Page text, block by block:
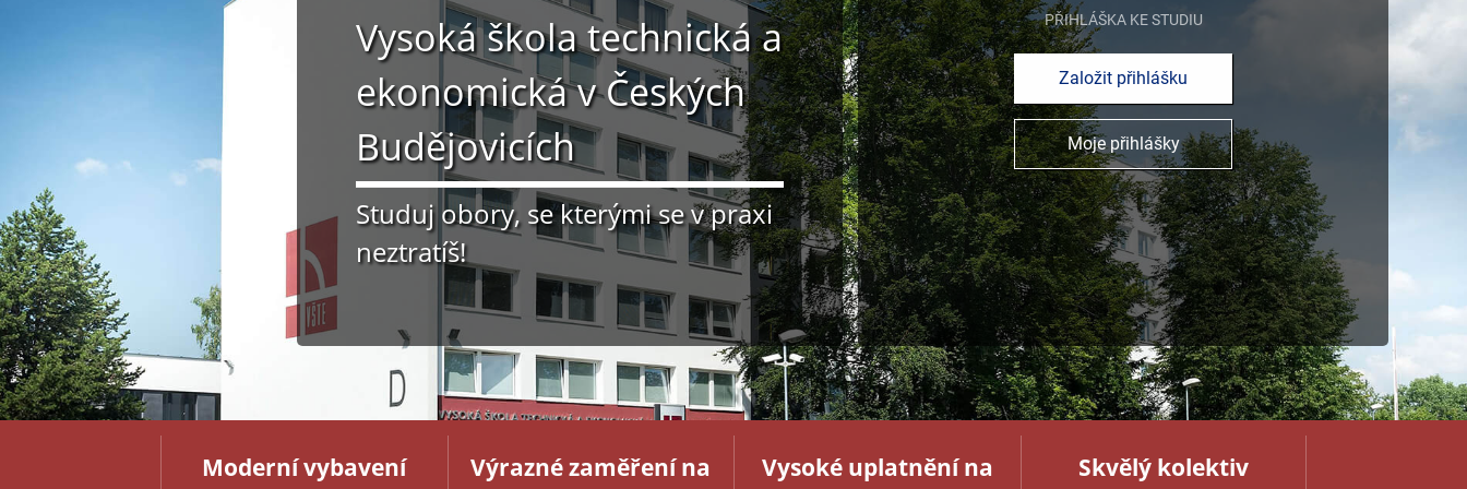
Vysoká škola technická a
ekonomická v Českých
Budějovicích
Studuj obory, se kterými se v praxi
neztratíš!
PŘIHLÁŠKA KE STUDIU
Založit přihlášku
Moje přihlášky
Moderní vybavení
Výrazné zaměření na
Vysoké uplatnění na
Skvělý kolektiv